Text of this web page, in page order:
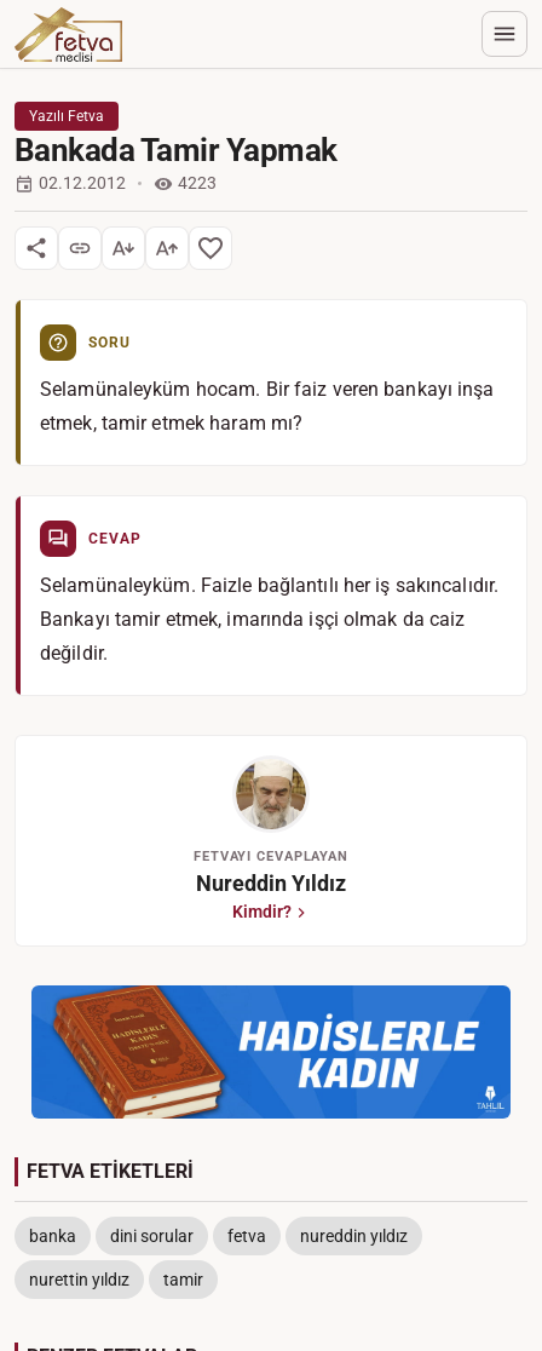
Yazılı Fetva
Bankada Tamir Yapmak
02.12.2012 4223
SORU
Selamünaleyküm hocam. Bir faiz veren bankayı inşa
etmek, tamir etmek haram mı?
CEVAP
Selamünaleyküm. Faizle bağlantılı her iş sakıncalıdır.
Bankayı tamir etmek, imarında işçi olmak da caiz
değildir.
FETVAYI CEVAPLAYAN
Nureddin Yıldız
Kimdir?
FETVA ETİKETLERİ
banka dini sorular fetva nureddin yıldız
nurettin yıldız tamir